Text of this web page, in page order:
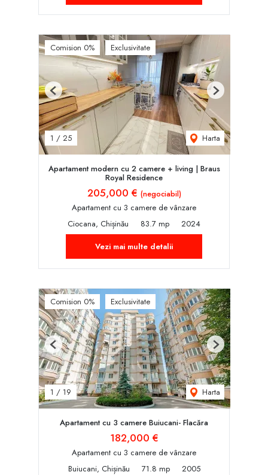
Comision 0% Exclusivitate
1 / 25 Harta
Previous Next
Apartament modern cu 2 camere + living | Braus
Royal Residence
205,000 € (negociabil)
Apartament cu 3 camere de vânzare
Ciocana, Chișinău
83.7 mp
2024
Vezi mai multe detalii
Comision 0% Exclusivitate
1 / 19 Harta
Previous Next
Apartament cu 3 camere Buiucani- Flacăra
182,000 €
Apartament cu 3 camere de vânzare
Buiucani, Chișinău
71.8 mp
2005